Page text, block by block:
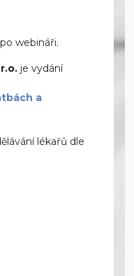
webináři.
je vydání
a
lékařů dle